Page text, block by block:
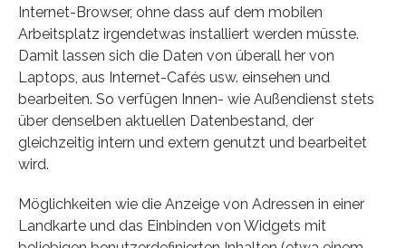
Internet-Browser, ohne dass auf dem mobilen
Arbeitsplatz irgendetwas installiert werden müsste.
Damit lassen sich die Daten von überall her von
Laptops, aus Internet-Cafés usw. einsehen und
bearbeiten. So verfügen Innen- wie Außendienst stets
über denselben aktuellen Datenbestand, der
gleichzeitig intern und extern genutzt und bearbeitet
wird.
Möglichkeiten wie die Anzeige von Adressen in einer
Landkarte und das Einbinden von Widgets mit